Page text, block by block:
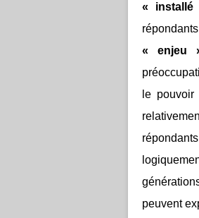
« installé
« enjeu
le
peuvent